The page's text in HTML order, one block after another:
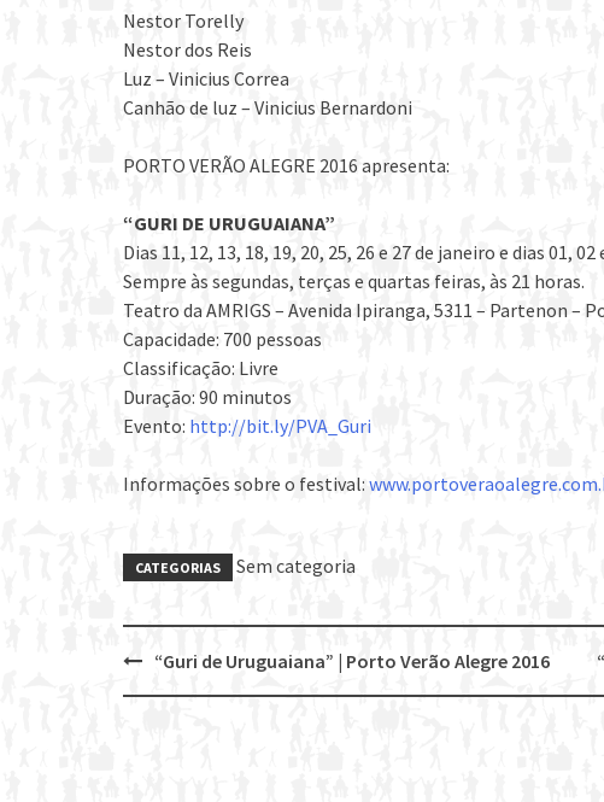
Nestor Torelly
Nestor dos Reis
Luz – Vinicius Correa
Canhão de luz – Vinicius Bernardoni
PORTO VERÃO ALEGRE 2016 apresenta:
“GURI DE URUGUAIANA”
Dias 11, 12, 13, 18, 19, 20, 25, 26 e 27 de janeiro e dias 01,
Sempre às segundas, terças e quartas feiras, às 21 horas.
Teatro da AMRIGS – Avenida Ipiranga, 5311 – Partenon –
Capacidade: 700 pessoas
Classificação: Livre
Duração: 90 minutos
Evento: http://bit.ly/PVA_Guri
Informações sobre o festival:
CATEGORIAS Sem categoria
Post
“Guri de Uruguaiana” | Porto Verão Alegre 2016